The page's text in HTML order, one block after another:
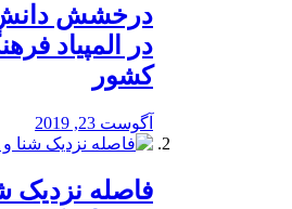
درخشش دانش
در المپیاد
کشور
آگوست 23, 2019
️فاصله نزدیک